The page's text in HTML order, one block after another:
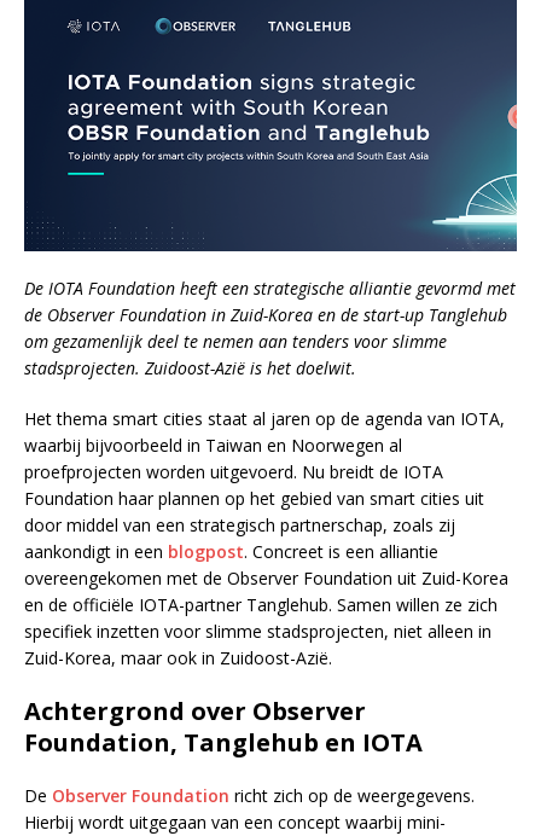
De IOTA Foundation heeft een strategische alliantie gevormd met
de Observer Foundation in Zuid-Korea en de start-up Tanglehub
om gezamenlijk deel te nemen aan tenders voor slimme
stadsprojecten. Zuidoost-Azië is het doelwit.
Het thema smart cities staat al jaren op de agenda van IOTA,
waarbij bijvoorbeeld in Taiwan en Noorwegen al
proefprojecten worden uitgevoerd. Nu breidt de IOTA
Foundation haar plannen op het gebied van smart cities uit
door middel van een strategisch partnerschap, zoals zij
aankondigt in een blogpost. Concreet is een alliantie
overeengekomen met de Observer Foundation uit Zuid-Korea
en de officiële IOTA-partner Tanglehub. Samen willen ze zich
specifiek inzetten voor slimme stadsprojecten, niet alleen in
Zuid-Korea, maar ook in Zuidoost-Azië.
Achtergrond over Observer
Foundation, Tanglehub en IOTA
De Observer Foundation richt zich op de weergegevens.
Hierbij wordt uitgegaan van een concept waarbij mini-